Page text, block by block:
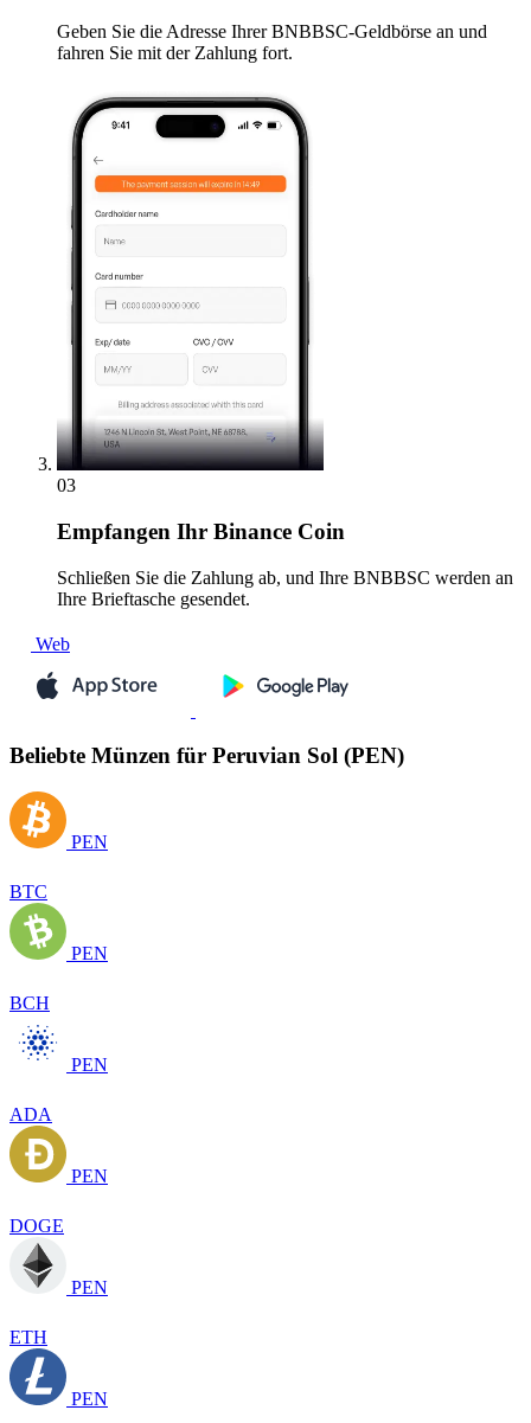
Geben Sie die Adresse Ihrer BNBBSC-Geldbörse an und
fahren Sie mit der Zahlung fort.
03
Empfangen Ihr Binance Coin
Schließen Sie die Zahlung ab, und Ihre BNBBSC werden an
Ihre Brieftasche gesendet.
Web
Beliebte Münzen für Peruvian Sol (PEN)
PEN
BTC
PEN
BCH
PEN
ADA
PEN
DOGE
PEN
ETH
PEN